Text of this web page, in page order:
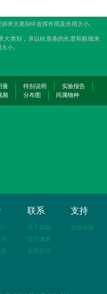
求大类别中发挥作用及作用大小。
大类别，并以柱形条的长度和粗细来
小。
量 特别说明
实验报告
频 分布图 同属物种
联系
电子邮箱
官方微博
在线咨询
支持
友情链接